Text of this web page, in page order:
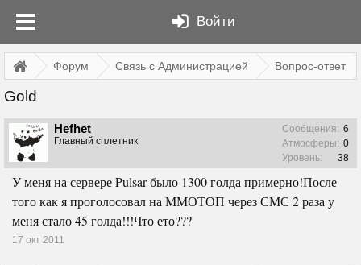
Войти
Форум Связь с Администрацией Вопрос-ответ
Gold
Hefhet
Главный сплетник
Сообщения: 6
Атмосферы: 0
Уровень:
38
У меня на сервере Pulsar было 1300 голда примерно!После
того как я проголосовал на ММОТОП через СМС 2 раза у
меня стало 45 голда!!!Что ето???
17 окт 2011